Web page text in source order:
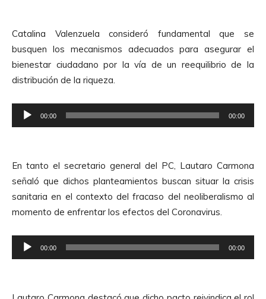
e
A
u
d
o
d
u
c
t
e
A
u
d
Catalina Valenzuela consideró fundamental que se
busquen los mecanismos adecuados para asegurar el
bienestar ciudadano por la vía de un reequilibrio de la
distribución de la riqueza.
e
o
d
u
c
t
e
00:00 00:00
En tanto el secretario general del PC, Lautaro Carmona
señaló que dichos planteamientos buscan situar la crisis
sanitaria en el contexto del fracaso del neoliberalismo al
momento de enfrentar los efectos del Coronavirus.
e
00:00 00:00